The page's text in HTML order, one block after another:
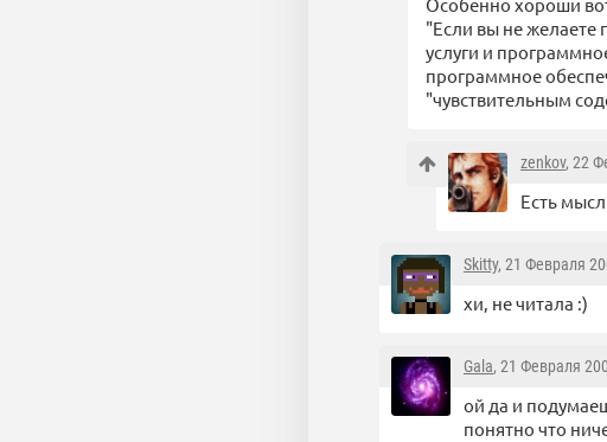
"Если вы не желаете
услуги и
программное
"чувствительным
zenkov, 22
Есть
Skitty, 21 Февраля
хи, не читала :)
Gala, 21 Февраля
ой да и
понятно что